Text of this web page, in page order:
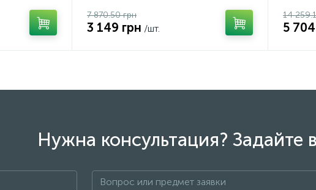
7 870.50 грн
3 149 грн /шт.
14
5
Нужна консультация? Задайте